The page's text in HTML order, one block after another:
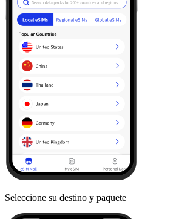
Seleccione su destino y paquete